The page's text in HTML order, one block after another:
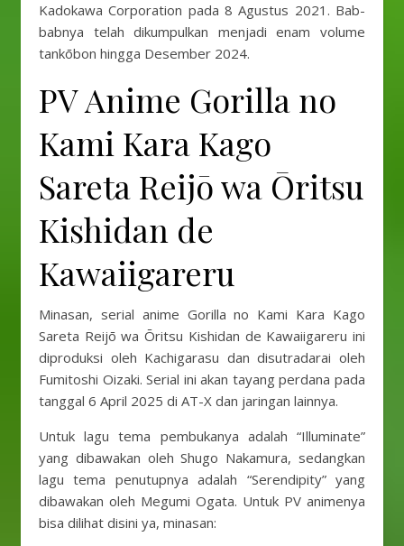
Kadokawa Corporation pada 8 Agustus 2021. Bab-
babnya telah dikumpulkan menjadi enam volume
tankōbon hingga Desember 2024.
PV Anime Gorilla no
Kami Kara Kago
Sareta Reijō wa Ōritsu
Kishidan de
Kawaiigareru
Minasan, serial anime Gorilla no Kami Kara Kago
Sareta Reijō wa Ōritsu Kishidan de Kawaiigareru ini
diproduksi oleh Kachigarasu dan disutradarai oleh
Fumitoshi Oizaki. Serial ini akan tayang perdana pada
tanggal 6 April 2025 di AT-X dan jaringan lainnya.
Untuk lagu tema pembukanya adalah “Illuminate”
yang dibawakan oleh Shugo Nakamura, sedangkan
lagu tema penutupnya adalah “Serendipity” yang
dibawakan oleh Megumi Ogata. Untuk PV animenya
bisa dilihat disini ya, minasan: